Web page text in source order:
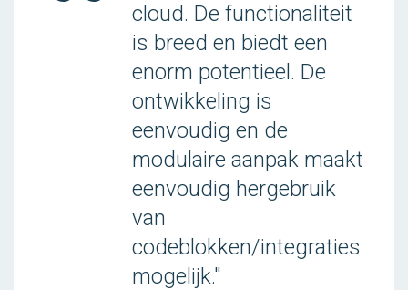
cloud. De functionaliteit
is breed en biedt een
enorm potentieel. De
ontwikkeling is
eenvoudig en de
modulaire aanpak maakt
eenvoudig hergebruik
van
codeblokken/integraties
mogelijk."